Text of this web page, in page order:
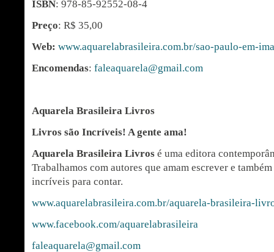
ISBN: 978-85-92552-08-4
Preço: R$ 35,00
Web: www.aquarelabrasileira.com.br/sao-paulo-em-
Encomendas: faleaquarela@gmail.com
Aquarela Brasileira Livros
Livros são Incríveis! A gente ama!
Aquarela Brasileira Livros é uma editora
Trabalhamos com autores que amam escrever e
incríveis para contar.
www.aquarelabrasileira.com.br/aquarela-brasileira-
www.facebook.com/aquarelabrasileira
faleaquarela@gmail.com